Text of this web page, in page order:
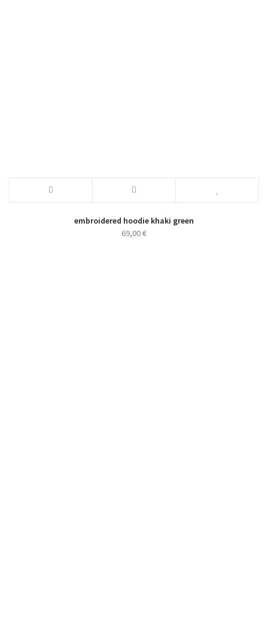
embroidered hoodie khaki green
69,00€